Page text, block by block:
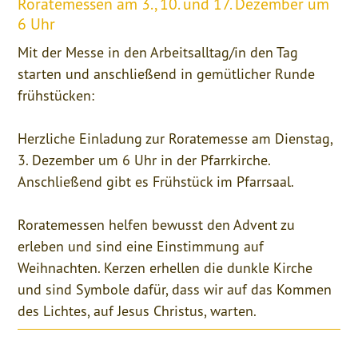
6 Uhr
Mit der Messe in den Arbeitsalltag/in den Tag
starten und anschließend in gemütlicher Runde
frühstücken:
Herzliche Einladung zur Roratemesse am Dienstag,
3. Dezember um 6 Uhr in der Pfarrkirche.
Anschließend gibt es Frühstück im Pfarrsaal.
Roratemessen helfen bewusst den Advent zu
erleben und sind eine Einstimmung auf
Weihnachten. Kerzen erhellen die dunkle Kirche
und sind Symbole dafür, dass wir auf das Kommen
des Lichtes, auf Jesus Christus, warten.